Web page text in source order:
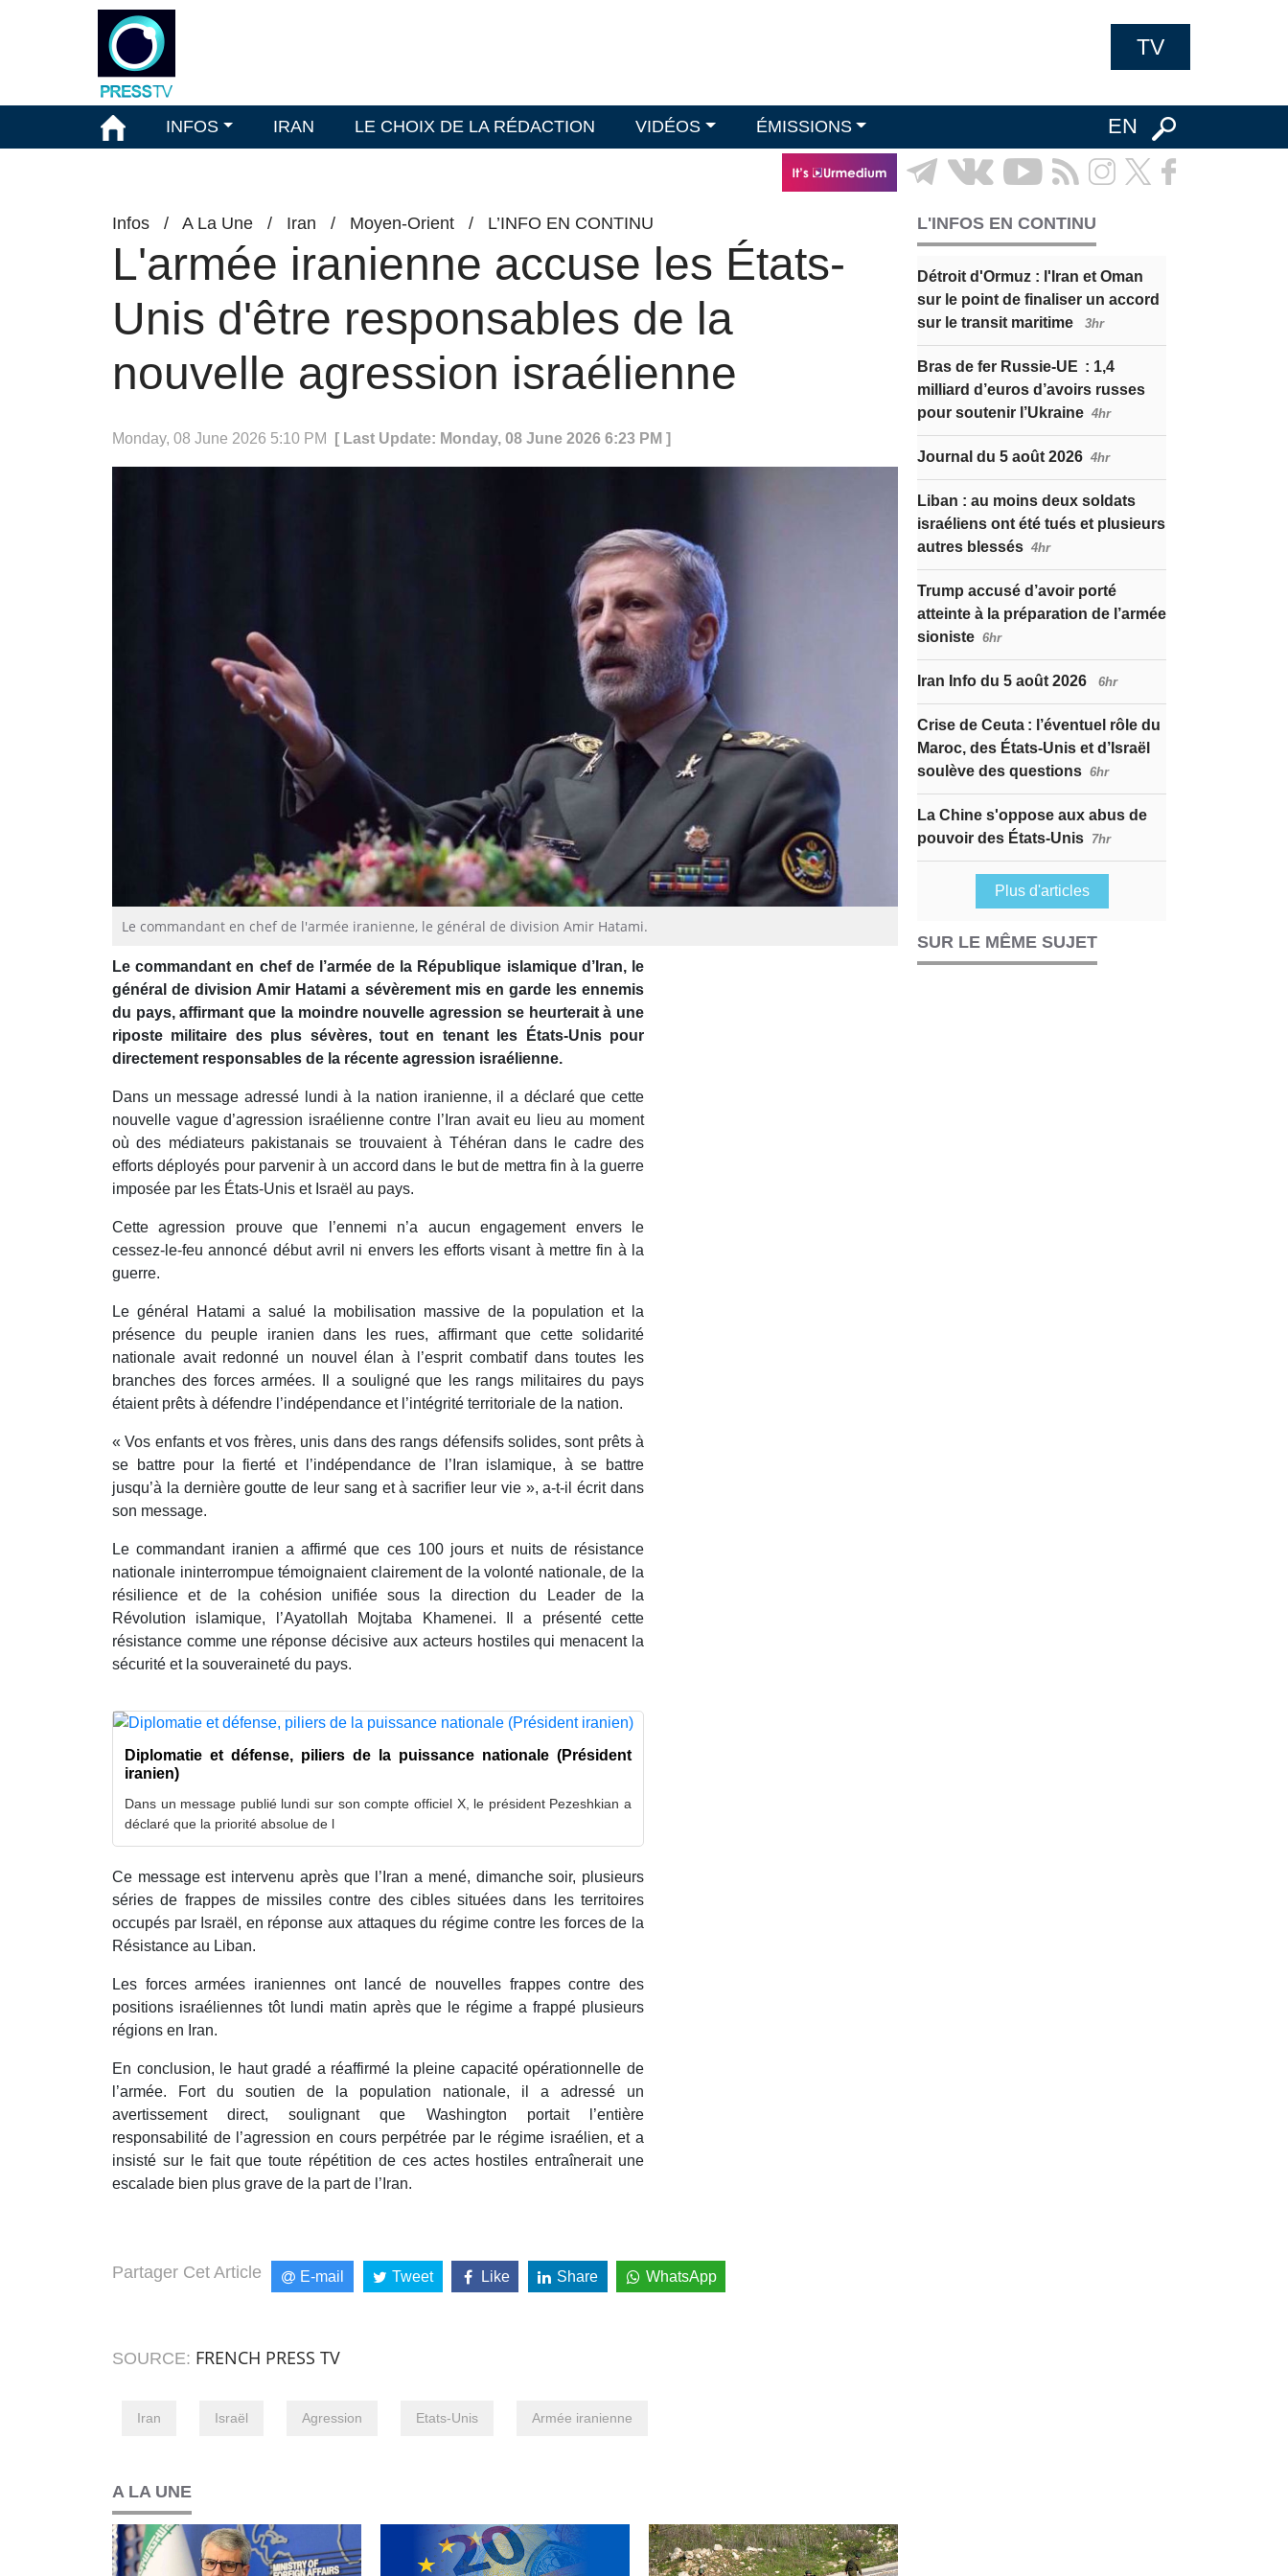
TV
INFOS IRAN LE CHOIX DE LA RÉDACTION VIDÉOS ÉMISSIONS EN
Infos / A La Une / Iran / Moyen-Orient / L’INFO EN CONTINU
L'armée iranienne accuse les États-
Unis d'être responsables de la
nouvelle agression israélienne
Monday, 08 June 2026 5:10 PM [ Last Update: Monday, 08 June 2026 6:23 PM ]
Le commandant en chef de l'armée iranienne, le général de division Amir Hatami.
Le commandant en chef de l’armée de la République islamique d’Iran, le
général de division Amir Hatami a sévèrement mis en garde les ennemis
du pays, affirmant que la moindre nouvelle agression se heurterait à une
riposte militaire des plus sévères, tout en tenant les États-Unis pour
directement responsables de la récente agression israélienne.
Dans un message adressé lundi à la nation iranienne, il a déclaré que cette
nouvelle vague d’agression israélienne contre l’Iran avait eu lieu au moment
où des médiateurs pakistanais se trouvaient à Téhéran dans le cadre des
efforts déployés pour parvenir à un accord dans le but de mettra fin à la guerre
imposée par les États-Unis et Israël au pays.
Cette agression prouve que l’ennemi n’a aucun engagement envers le
cessez-le-feu annoncé début avril ni envers les efforts visant à mettre fin à la
guerre.
Le général Hatami a salué la mobilisation massive de la population et la
présence du peuple iranien dans les rues, affirmant que cette solidarité
nationale avait redonné un nouvel élan à l’esprit combatif dans toutes les
branches des forces armées. Il a souligné que les rangs militaires du pays
étaient prêts à défendre l’indépendance et l’intégrité territoriale de la nation.
« Vos enfants et vos frères, unis dans des rangs défensifs solides, sont prêts à
se battre pour la fierté et l’indépendance de l’Iran islamique, à se battre
jusqu’à la dernière goutte de leur sang et à sacrifier leur vie », a-t-il écrit dans
son message.
Le commandant iranien a affirmé que ces 100 jours et nuits de résistance
nationale ininterrompue témoignaient clairement de la volonté nationale, de la
résilience et de la cohésion unifiée sous la direction du Leader de la
Révolution islamique, l’Ayatollah Mojtaba Khamenei. Il a présenté cette
résistance comme une réponse décisive aux acteurs hostiles qui menacent la
sécurité et la souveraineté du pays.
Diplomatie et défense, piliers de la puissance nationale (Président
iranien)
Dans un message publié lundi sur son compte officiel X, le président Pezeshkian a
déclaré que la priorité absolue de l
Ce message est intervenu après que l’Iran a mené, dimanche soir, plusieurs
séries de frappes de missiles contre des cibles situées dans les territoires
occupés par Israël, en réponse aux attaques du régime contre les forces de la
Résistance au Liban.
Les forces armées iraniennes ont lancé de nouvelles frappes contre des
positions israéliennes tôt lundi matin après que le régime a frappé plusieurs
régions en Iran.
En conclusion, le haut gradé a réaffirmé la pleine capacité opérationnelle de
l’armée. Fort du soutien de la population nationale, il a adressé un
avertissement direct, soulignant que Washington portait l’entière
responsabilité de l’agression en cours perpétrée par le régime israélien, et a
insisté sur le fait que toute répétition de ces actes hostiles entraînerait une
escalade bien plus grave de la part de l’Iran.
Partager Cet Article E-mail Tweet Like Share WhatsApp
SOURCE: FRENCH PRESS TV
Iran Israël Agression Etats-Unis Armée iranienne
A LA UNE
L'INFOS EN CONTINU
Détroit d'Ormuz : l'Iran et Oman
sur le point de finaliser un accord
sur le transit maritime
3hr
Bras de fer Russie-UE : 1,4
milliard d’euros d’avoirs russes
pour soutenir l’Ukraine 4hr
Journal du 5 août 2026 4hr
Liban : au moins deux soldats
israéliens ont été tués et plusieurs
autres blessés 4hr
Trump accusé d’avoir porté
atteinte à la préparation de l’armée
sioniste 6hr
Iran Info du 5 août 2026 6hr
Crise de Ceuta : l’éventuel rôle du
Maroc, des États-Unis et d’Israël
soulève des questions 6hr
La Chine s'oppose aux abus de
pouvoir des États-Unis 7hr
Plus d'articles
SUR LE MÊME SUJET